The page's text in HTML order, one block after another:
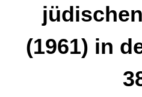
(1961) in